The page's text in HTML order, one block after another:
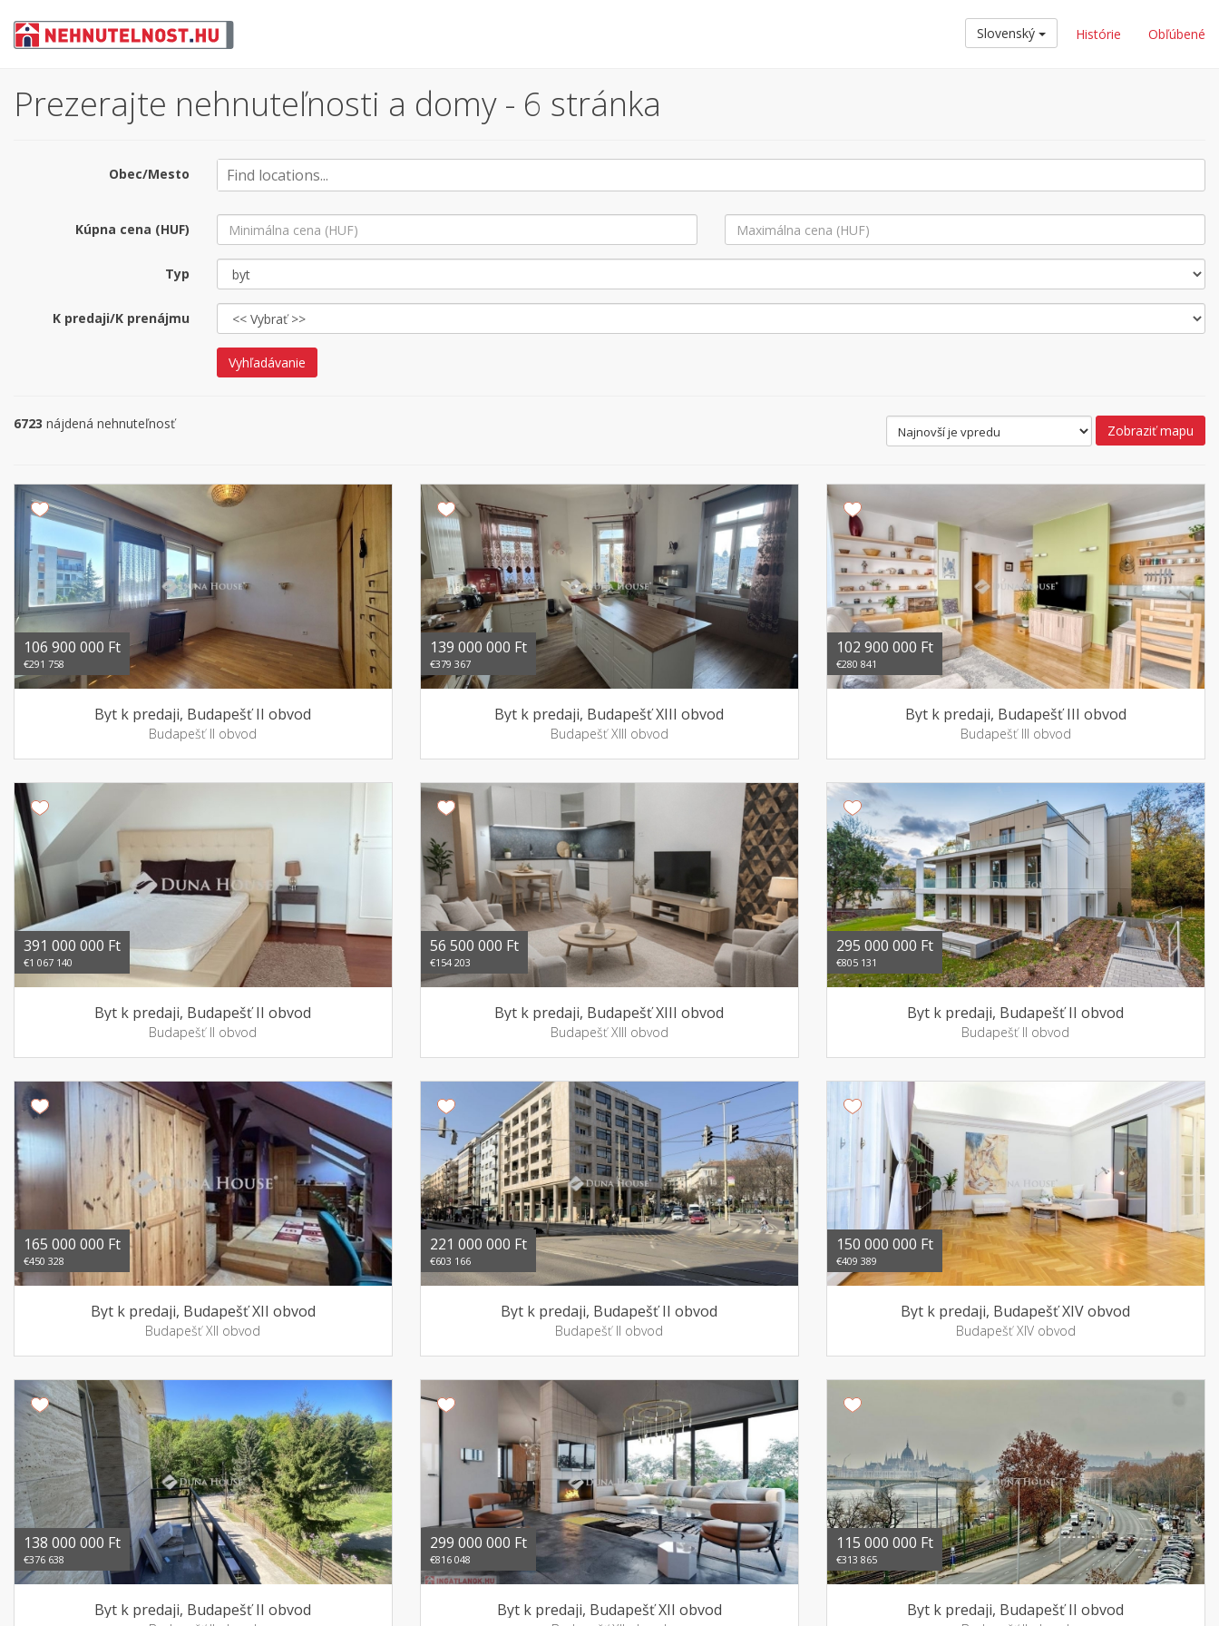
Slovenský Histórie Obľúbené
Prezerajte nehnuteľnosti a domy - 6 stránka
Obec/Mesto
Kúpna cena (HUF)
Typ
K predaji/K prenájmu
Vyhľadávanie
6723 nájdená nehnuteľnosť Zobraziť mapu
106 900 000 Ft
€291 758
Byt k predaji, Budapešť II obvod
Budapešť II obvod
139 000 000 Ft
€379 367
Byt k predaji, Budapešť XIII obvod
Budapešť XIII obvod
102 900 000 Ft
€280 841
Byt k predaji, Budapešť III obvod
Budapešť III obvod
391 000 000 Ft
€1 067 140
Byt k predaji, Budapešť II obvod
Budapešť II obvod
56 500 000 Ft
€154 203
Byt k predaji, Budapešť XIII obvod
Budapešť XIII obvod
295 000 000 Ft
€805 131
Byt k predaji, Budapešť II obvod
Budapešť II obvod
165 000 000 Ft
€450 328
Byt k predaji, Budapešť XII obvod
Budapešť XII obvod
221 000 000 Ft
€603 166
Byt k predaji, Budapešť II obvod
Budapešť II obvod
150 000 000 Ft
€409 389
Byt k predaji, Budapešť XIV obvod
Budapešť XIV obvod
138 000 000 Ft
€376 638
Byt k predaji, Budapešť II obvod
299 000 000 Ft
€816 048
Byt k predaji, Budapešť XII obvod
115 000 000 Ft
€313 865
Byt k predaji, Budapešť II obvod